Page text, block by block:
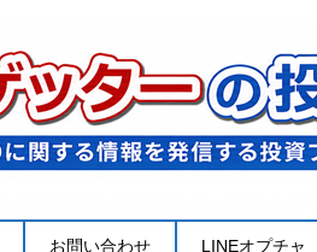
お問い合わせ LINEオプチャ